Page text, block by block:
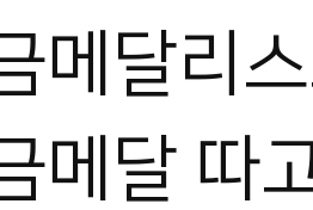
메달리
메달 따
운동을 좋아해 다양한 스
은 특별했다.
대학에서 전공하며 시범단
로 즐겼다.
그러다 우연히 영상 제작